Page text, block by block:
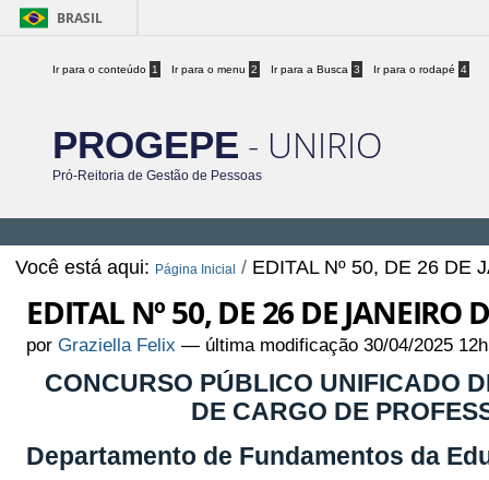
BRASIL
Ir para o conteúdo 1 Ir para o menu 2 Ir para a Busca 3 Ir para o rodapé 4
PROGEPE - UNIRIO
Pró-Reitoria de Gestão de Pessoas
Você está aqui: Página Inicial / EDITAL Nº 50, DE 26 DE
EDITAL Nº 50, DE 26 DE JANEIRO
porGraziella Felix — última modificação 30/04/2025
CONCURSO PÚBLICO UNIFICADO
DE CARGO DE
Departamento de Fundamentos da